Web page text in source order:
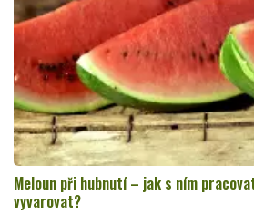
Meloun při hubnutí – jak s ním
vyvarovat?